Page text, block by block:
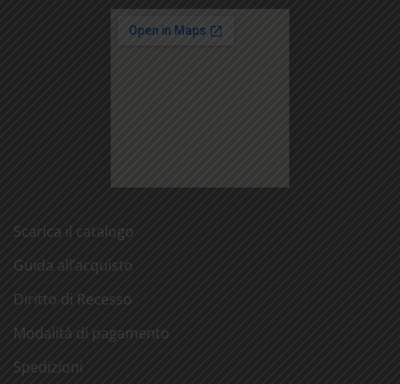
Scarica il catalogo
Guida all’acquisto
Diritto di Recesso
Modalità di pagamento
Spedizioni